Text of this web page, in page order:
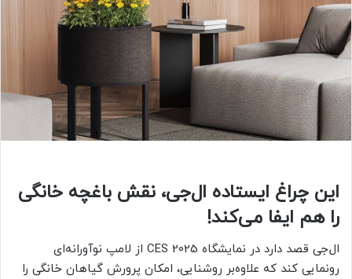
این چراغ ایستاده ال‌جی، نقش باغچه خانگی
را هم ایفا می‌کند!
ال‌جی قصد دارد در نمایشگاه CES 2025 از لامپ نوآورانه‌ای
رونمایی کند که علاوه‌بر روشنایی، امکان پرورش گیاهان خانگی را